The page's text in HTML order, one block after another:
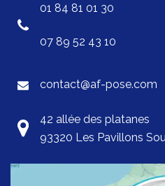
01 84 81 01 30
07 89 52 43 10
contact@af-pose.com
42 allée des platanes
93320 Les Pavillons